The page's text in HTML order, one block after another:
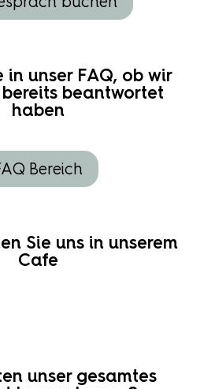
in unser FAQ, ob wir
beantwortet
haben
Bereich
Sie uns in unserem
Cafe
unser gesamtes